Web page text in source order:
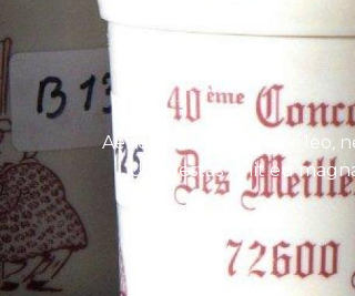
Aenean tincidunt eros leo,
Ut egestas velit eu